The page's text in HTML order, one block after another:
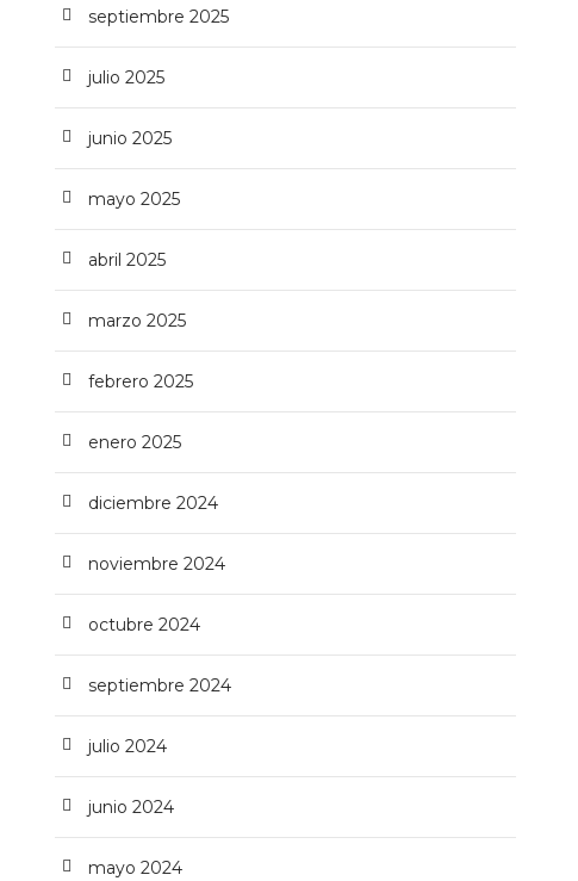
septiembre 2025
julio 2025
junio 2025
mayo 2025
abril 2025
marzo 2025
febrero 2025
enero 2025
diciembre 2024
noviembre 2024
octubre 2024
septiembre 2024
julio 2024
junio 2024
mayo 2024